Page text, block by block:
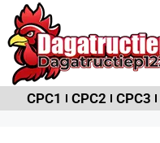
CPC1 CPC2 CPC3